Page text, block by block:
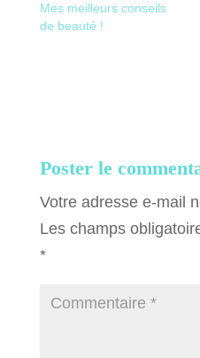
Mes meilleurs conseils
de beauté !
Poster le
Votre adresse e-mail
Les champs
*